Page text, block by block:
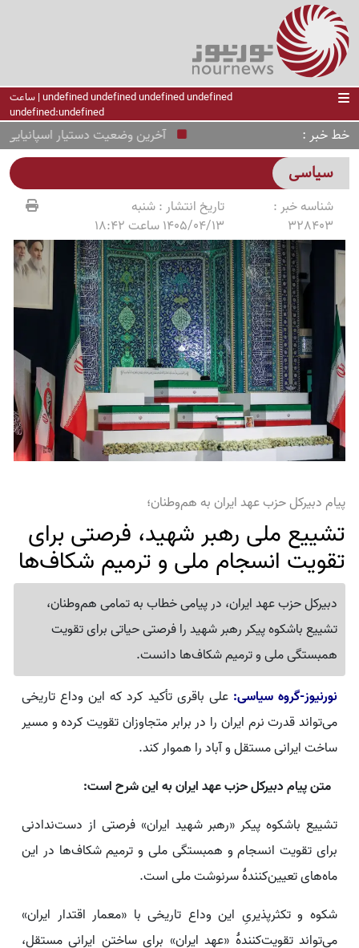
undefined undefined undefined undefined | ساعت
undefined:undefined
خط خبر آخرین وضعیت دستیار اسپانیایی
سیاسی
شناسه خبر :
328403
تاریخ انتشار :شنبه
1405/04/13 ساعت 18:42
پیام دبیرکل حزب عهد ایران به هم‌وطنان؛
تشییع ملی رهبر شهید، فرصتی برای
تقویت انسجام ملی و ترمیم شکاف‌ها
دبیرکل حزب عهد ایران، در پیامی خطاب به تمامی هم‌وطنان،
تشییع باشکوه پیکر رهبر شهید را فرصتی حیاتی برای تقویت
همبستگی ملی و ترمیم شکاف‌ها دانست.
نورنیوز-گروه سیاسی:علی باقری تأکید کرد که این وداع تاریخی
می‌تواند قدرت نرم ایران را در برابر متجاوزان تقویت کرده و مسیر
ساخت ایرانی مستقل و آباد را هموار کند.
متن پیام دبیرکل حزب عهد ایران به این شرح است:
تشییع باشکوه پیکر «رهبر شهید ایران» فرصتی از دست‌ندادنی
برای تقویت انسجام و همبستگی ملی و ترمیم شکاف‌ها در این
ماه‌های تعیین‌کنندهٔ سرنوشت ملی است.
شکوه و تکثرپذیریِ این وداع تاریخی با «معمار اقتدار ایران»
می‌تواند تقویت‌کنندهٔ «عهد ایران» برای ساختن ایرانی مستقل،